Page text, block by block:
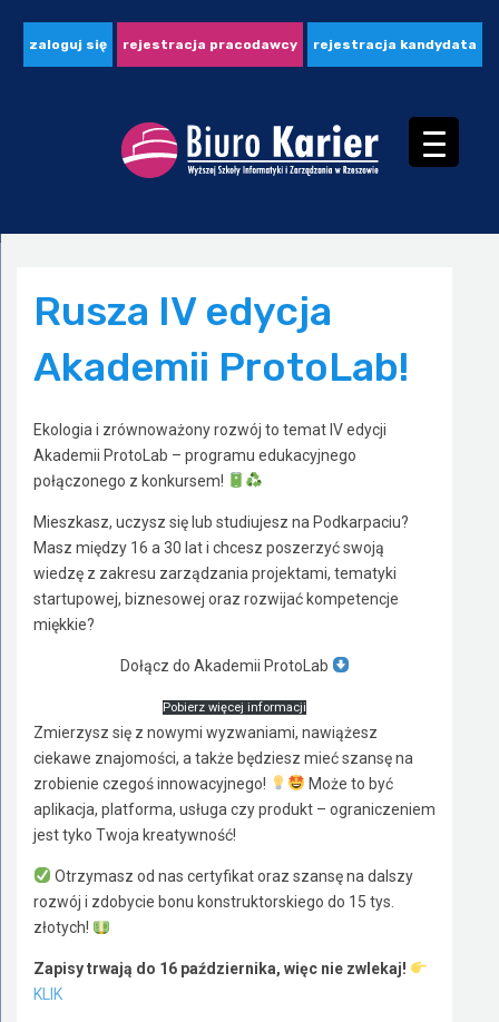
zaloguj się rejestracja pracodawcy rejestracja kandydata
Rusza IV edycja
Akademii ProtoLab!
Ekologia i zrównoważony rozwój to temat IV edycji
Akademii ProtoLab – programu edukacyjnego
połączonego z konkursem!
Mieszkasz, uczysz się lub studiujesz na Podkarpaciu?
Masz między 16 a 30 lat i chcesz poszerzyć swoją
wiedzę z zakresu zarządzania projektami, tematyki
startupowej, biznesowej oraz rozwijać kompetencje
miękkie?
Dołącz do Akademii ProtoLab
Pobierz więcej informacji
Zmierzysz się z nowymi wyzwaniami, nawiążesz
ciekawe znajomości, a także będziesz mieć szansę na
zrobienie czegoś innowacyjnego!
Może to być
aplikacja, platforma, usługa czy produkt – ograniczeniem
jest tyko Twoja kreatywność!
Otrzymasz od nas certyfikat oraz szansę na dalszy
rozwój i zdobycie bonu konstruktorskiego do 15 tys.
złotych!
Zapisy trwają do 16 października, więc nie zwlekaj!
KLIK